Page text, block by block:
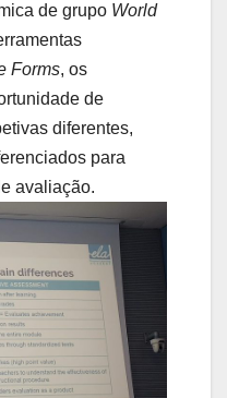
de grupo World
Forms, os
de
diferentes,
para
avaliação.